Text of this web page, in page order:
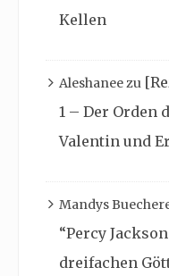
Kellen
Aleshanee zu
1 – Der Orden
Valentin und
Mandys
“Percy
dreifachen